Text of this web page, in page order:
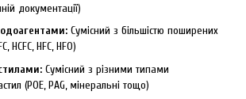
документації)
Сумісний з більшістю поширених
HCFC, HFC, HFO)
Сумісний з різними типами
(POE, PAG, мінеральні тощо)